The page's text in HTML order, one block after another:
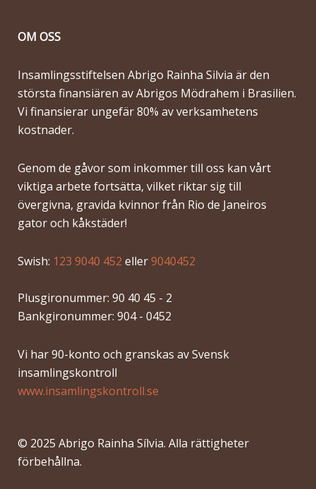
OM OSS
Insamlingsstiftelsen Abrigo Rainha Silvia är den
största finansiären av Abrigos Mödrahem i Brasilien.
Vi finansierar ungefär 80% av verksamhetens
kostnader.
Genom de gåvor som inkommer till oss kan vårt
viktiga arbete fortsätta, vilket riktar sig till
övergivna, gravida kvinnor från Rio de Janeiros
gator och kåkstäder!
Swish: 123 9040 452 eller9040452
Plusgironummer: 90 40 45 - 2
Bankgironummer: 904 - 0452
Vi har 90-konto och granskas av Svensk
insamlingskontroll
www.insamlingskontroll.se
© 2025 Abrigo Rainha Sílvia. Alla rättigheter
förbehållna.